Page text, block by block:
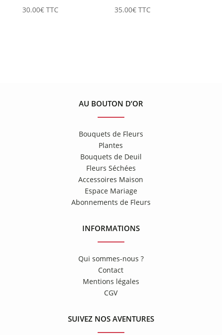
30.00€ TTC 35.00€ TTC
AU BOUTON D’OR
Bouquets de Fleurs
Plantes
Bouquets de Deuil
Fleurs Séchées
Accessoires Maison
Espace Mariage
Abonnements de Fleurs
INFORMATIONS
Qui sommes-nous ?
Contact
Mentions légales
CGV
SUIVEZ NOS AVENTURES